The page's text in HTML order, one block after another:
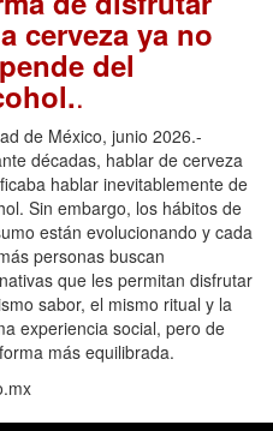
cerveza ya no
del
.
de México, junio 2026.-
décadas, hablar de cerveza
hablar inevitablemente de
Sin embargo, los hábitos de
están evolucionando y cada
personas buscan
que les permitan disfrutar
sabor, el mismo ritual y la
experiencia social, pero de
más equilibrada.